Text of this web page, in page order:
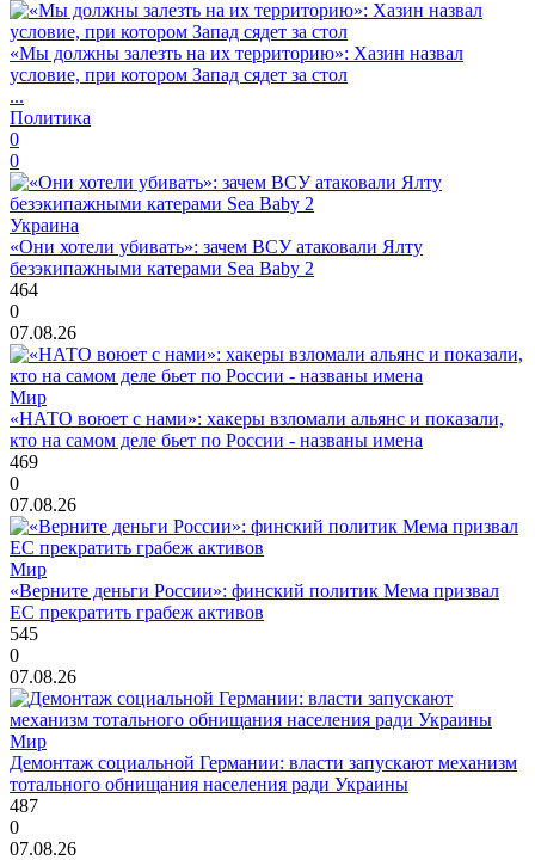
«Мы должны залезть на их территорию»: Хазин назвал
условие, при котором Запад сядет за стол
...
Политика
0
0
Украина
«Они хотели убивать»: зачем ВСУ атаковали Ялту
безэкипажными катерами Sea Baby 2
464
0
07.08.26
Мир
«НАТО воюет с нами»: хакеры взломали альянс и показали,
кто на самом деле бьет по России - названы имена
469
0
07.08.26
Мир
«Верните деньги России»: финский политик Мема призвал
ЕС прекратить грабеж активов
545
0
07.08.26
Мир
Демонтаж социальной Германии: власти запускают механизм
тотального обнищания населения ради Украины
487
0
07.08.26